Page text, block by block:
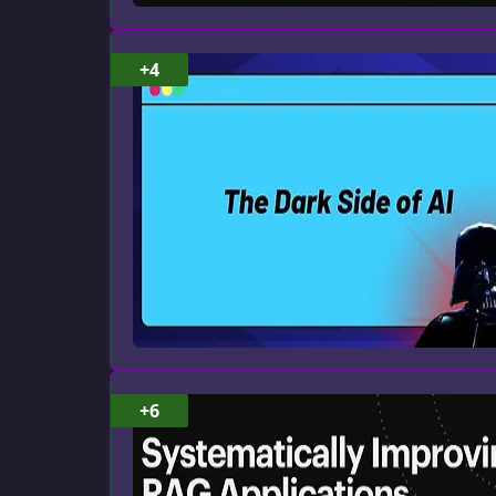
+4
+6